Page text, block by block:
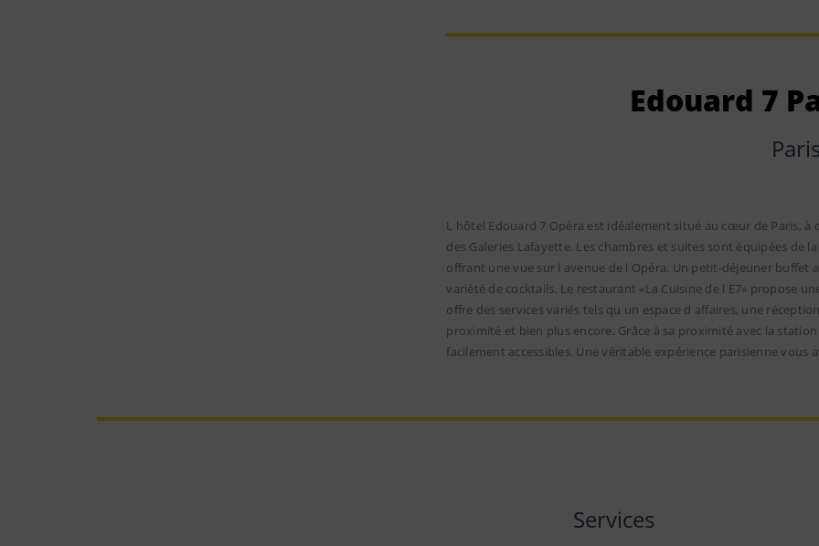
Edouard 7
L hôtel Edouard 7 Opéra est idéalement situé au cœur de Paris, à
des Galeries Lafayette. Les chambres et suites sont équipées
offrant une vue sur l avenue de l Opéra. Un petit-déjeuner
variété de cocktails. Le restaurant «La Cuisine de l E7» propose
offre des services variés tels qu un espace d affaires, une
proximité et bien plus encore. Grâce à sa proximité avec la
facilement accessibles. Une véritable expérience parisienne vous
Services